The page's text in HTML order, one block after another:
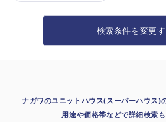
事務所・作業場
展示
Web
検索条件を変更す
ナガワのユニットハウス(スーパーハウス)
用途や価格帯などで詳細検索も